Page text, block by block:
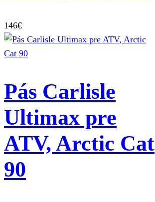
146€
Pás Carlisle
Ultimax pre
ATV, Arctic Cat
90